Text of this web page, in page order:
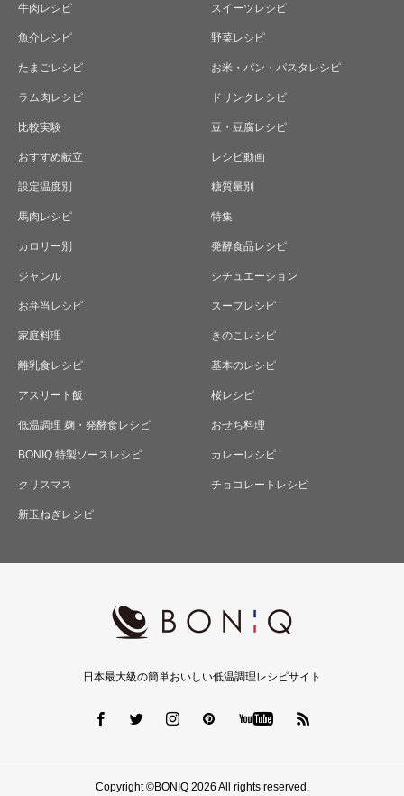
牛肉レシピ スイーツレシピ
魚介レシピ 野菜レシピ
たまごレシピ お米・パン・パスタレシピ
ラム肉レシピ ドリンクレシピ
比較実験 豆・豆腐レシピ
おすすめ献立 レシピ動画
設定温度別 糖質量別
馬肉レシピ 特集
カロリー別 発酵食品レシピ
ジャンル シチュエーション
お弁当レシピ スープレシピ
家庭料理 きのこレシピ
離乳食レシピ 基本のレシピ
アスリート飯 桜レシピ
低温調理 麹・発酵食レシピ おせち料理
BONIQ 特製ソースレシピ カレーレシピ
クリスマス チョコレートレシピ
新玉ねぎレシピ
日本最大級の簡単おいしい低温調理レシピサイト
Copyright ©BONIQ 2026 All rights reserved.